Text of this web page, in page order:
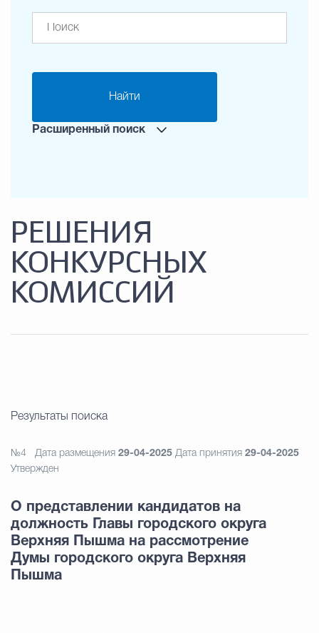
Найти
Расширенный поиск
РЕШЕНИЯ
КОНКУРСНЫХ
КОМИССИЙ
Результаты поиска
№4 Дата размещения 29-04-2025 Дата принятия 29-04-2025
Утвержден
О представлении кандидатов на
должность Главы городского округа
Верхняя Пышма на рассмотрение
Думы городского округа Верхняя
Пышма